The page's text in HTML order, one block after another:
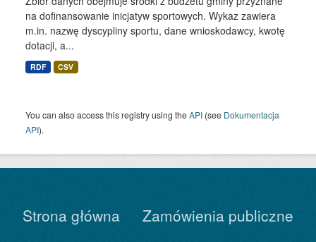
na dofinansowanie inicjatyw sportowych. Wykaz zawiera
m.in. nazwę dyscypliny sportu, dane wnioskodawcy, kwotę
dotacji, a...
RDF CSV
You can also access this registry using theAPI (see Dokumentacja
API).
Strona główna
Zamówienia publiczne